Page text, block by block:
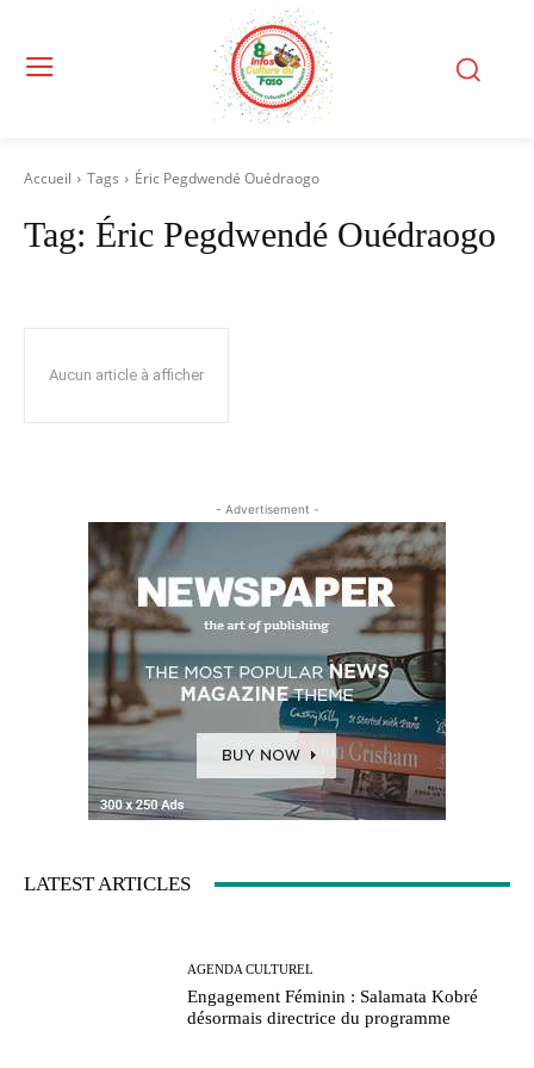
Accueil Tags Éric Pegdwendé Ouédraogo
Tag: Éric Pegdwendé Ouédraogo
Aucun article à afficher
- Advertisement -
LATEST ARTICLES
AGENDA CULTUREL
Engagement Féminin : Salamata Kobré
désormais directrice du programme